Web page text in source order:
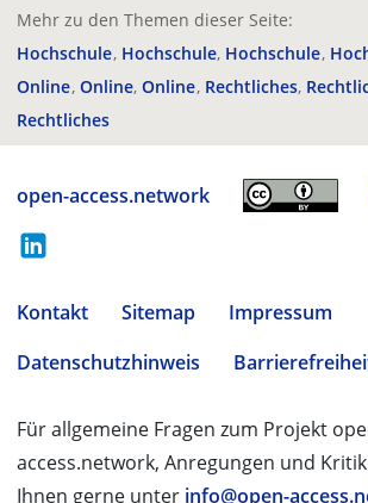
Mehr zu den Themen dieser Seite:
Hochschule Hochschule Hochschule
Online Online Online Rechtliches
Rechtliches
open-access.network
Kontakt Sitemap
Impressum
Datenschutzhinweis
Für allgemeine Fragen zum Projekt
access.network, Anregungen und
Ihnen gerne unter info@open-